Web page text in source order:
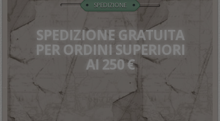
SPEDIZIONE
SPEDIZIONE GRATUITA
PER ORDINI SUPERIORI
AI 250 €